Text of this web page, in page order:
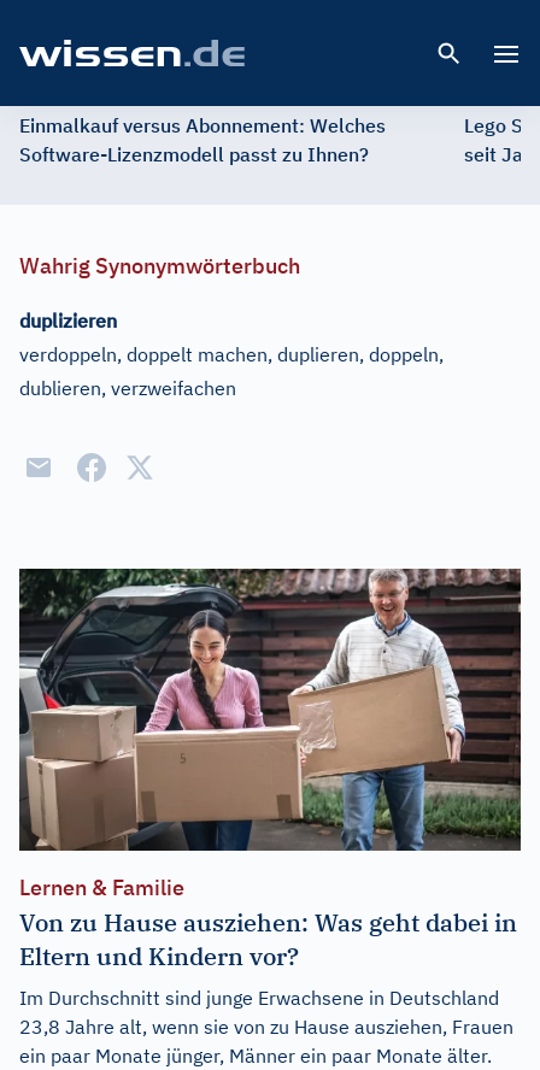
Einmalkauf versus Abonnement: Welches
Software-Lizenzmodell passt zu Ihnen?
Lego
seit
Wahrig Synonymwörterbuch
duplizieren
verdoppeln, doppelt machen, duplieren, doppeln,
dublieren, verzweifachen
Lernen & Familie
Von zu Hause ausziehen: Was geht dabei in
Eltern und Kindern vor?
Im Durchschnitt sind junge Erwachsene in Deutschland
23,8 Jahre alt, wenn sie von zu Hause ausziehen, Frauen
ein paar Monate jünger, Männer ein paar Monate älter.